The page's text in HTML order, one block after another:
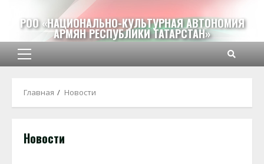
содержимому
РОО «НАЦИОНАЛЬНО-КУЛЬТУРНАЯ АВТОНОМИЯ
АРМЯН РЕСПУБЛИКИ ТАТАРСТАН»
Основное
Главная Новости
Новости